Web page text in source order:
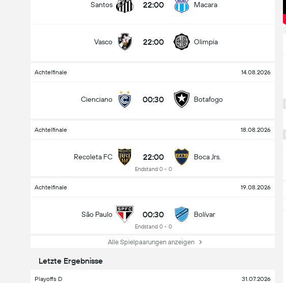
Santos 22:00 Macara
Vasco 22:00 Olimpia
Achtelfinale 14.08.2026
Cienciano 00:30 Botafogo
Achtelfinale 18.08.2026
Recoleta FC 22:00
Endstand 0 - 0
Boca Jrs.
Achtelfinale 19.08.2026
São Paulo 00:30
Endstand 0 - 0
Bolívar
Alle Spielpaarungen anzeigen
Letzte Ergebnisse
Playoffs D 31.07.2026